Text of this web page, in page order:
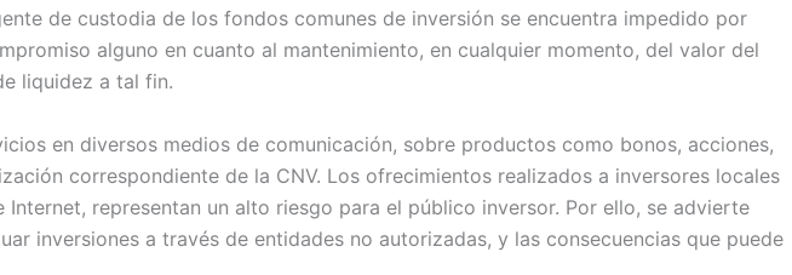
de custodia de los fondos comunes de inversión se encuentra impedido por
alguno en cuanto al mantenimiento, en cualquier momento, del valor del
liquidez a tal fin.
en diversos medios de comunicación, sobre productos como bonos, acciones,
correspondiente de la CNV. Los ofrecimientos realizados a inversores locales
representan un alto riesgo para el público inversor. Por ello, se advierte
inversiones a través de entidades no autorizadas, y las consecuencias que puede